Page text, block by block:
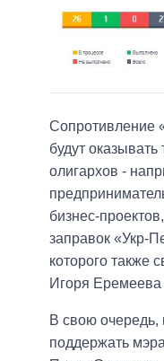
Сопротивление
будут
олигархов -
бизнес-
заправок «Укр-
которого также
Игоря Еремеева
В свою
поддержать